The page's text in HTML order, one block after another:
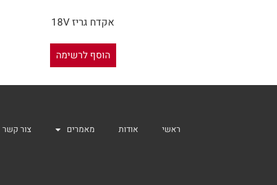
אקדח גריז 18V
הוסף לרשימה
ראשי אודות מאמרים צור קשר